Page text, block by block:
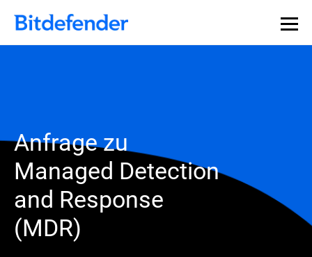
Anfrage zu
Managed Detection
and Response
(MDR)